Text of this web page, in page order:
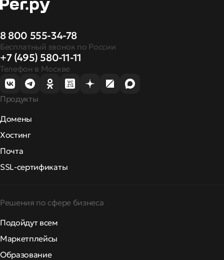
8 800 555-34-78
Бесплатный звонок по России
+7 (495) 580-11-11
Телефон в Москве
Продукты
Домены
Хостинг
Почта
SSL-сертификаты
Решения по сфере бизнеса
Подойдут всем
Маркетплейсы
Образование